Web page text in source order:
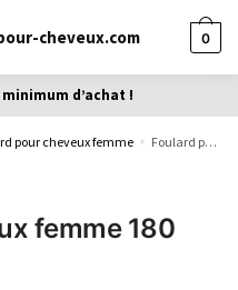
0
d’achat !
pour cheveux femme » Foulard pour cheveux femme 180 rose – Aubrey
femme 180